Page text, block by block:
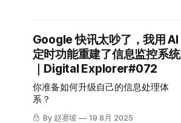
Google 快讯太吵了，我用 AI
定时功能重建了信息监控系统
｜Digital Explorer#072
你准备如何升级自己的信息处理体
系？
By 赵赛坡 19 8月 2025